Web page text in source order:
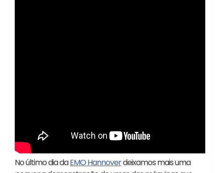
No último dia daEMO Hannoverdeixamos mais uma